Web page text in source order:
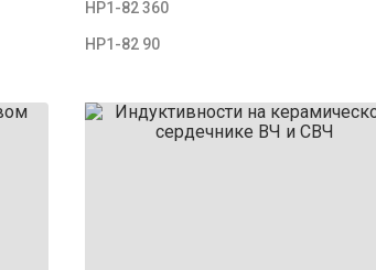
НР1-82 360
НР1-82 90